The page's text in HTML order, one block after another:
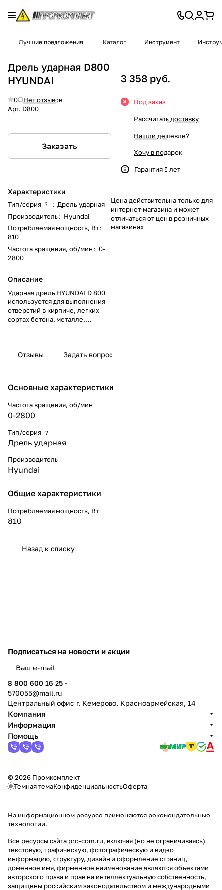
Лучшие предложения Каталог Инструмент
Дрель ударная D800
HYUNDAI
0
Нет отзывов
Арт. D800
Заказать
Характеристики
Тип/серия ? : Дрель ударная
Производитель: Hyundai
Потребляемая мощность, Вт:
810
Частота вращения, об/мин: 0-
2800
Описание
Ударная дрель HYUNDAI D 800
используется для выполнения
отверстий в кирпиче, легких
сортах бетона, металле,
обеспечивает простую смену
регулировочного колеса,
выключателя. Задняя рукоятка
имеет упор для руки, который
соскальзывание.
3 358 руб.
Под заказ
Рассчитать доставку
Нашли дешевле?
Хочу в подарок
Гарантия 5 лет
Цена действительна только для
интернет-магазина и может
отличаться от цен в розничных
магазинах
Отзывы Задать вопрос
Основные характеристики
Частота вращения, об/мин
0-2800
Тип/серия ?
Дрель ударная
Производитель
Hyundai
Общие характеристики
Потребляемая мощность, Вт
810
Назад к списку
Подписаться на новости и акции
8 800 600 16 25
570055@mail.ru
Центральный офис г. Кемерово, Красноармейская, 14
Компания
Информация
Помощь
© 2026 Промкомплект
Темная темаКонфиденциальностьОферта
На информационном ресурсе применяются рекомендательные
технологии.
Все ресурсы сайта pro-com.ru, включая (но не ограничиваясь)
текстовую, графическую, фотографическую и видео
информацию, структуру, дизайн и оформление страниц,
доменное имя, фирменное наименование являются объектами
авторского права и прав на интеллектуальную собственность,
защищены российским законодательством и международными